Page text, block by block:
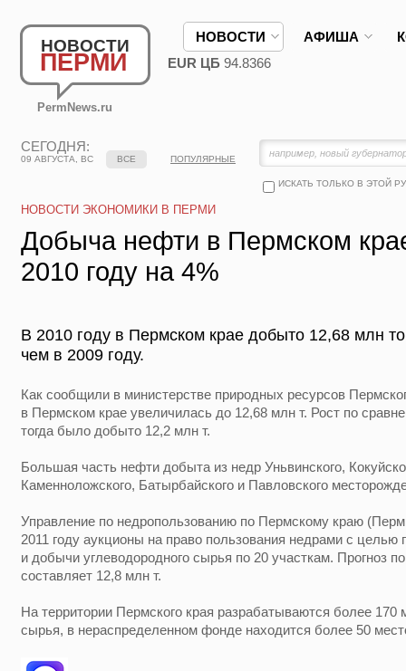
НОВОСТИ
ПЕРМИ
PermNews.ru
НОВОСТИ АФИША
EUR ЦБ 94.8366
СЕГОДНЯ:
09 АВГУСТА, ВС
ИСКАТЬ ТОЛЬКО В ЭТОЙ
ВСЕ ПОПУЛЯРНЫЕ
НОВОСТИ ЭКОНОМИКИ В ПЕРМИ
Добыча нефти в Пермском
2010 году на 4%
В 2010 году в Пермском крае добыто 12,68 млн
чем в 2009 году.
Как сообщили в министерстве природных ресурсов
в Пермском крае увеличилась до 12,68 млн т. Рост по
тогда было добыто 12,2 млн т.
Большая часть нефти добыта из недр Уньвинского,
Каменноложского, Батырбайского и Павловского
Управление по недропользованию по Пермскому краю
2011 году аукционы на право пользования недрами с целью
и добычи углеводородного сырья по 20 участкам. Прогноз
составляет 12,8 млн т.
На территории Пермского края разрабатываются более 170
сырья, в нераспределенном фонде находится более 50